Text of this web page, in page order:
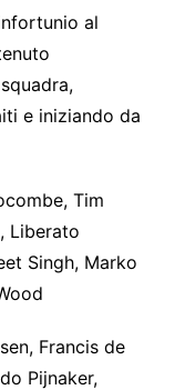
al
e iniziando da
Tim
Liberato
Singh, Marko
Francis de
Pijnaker,